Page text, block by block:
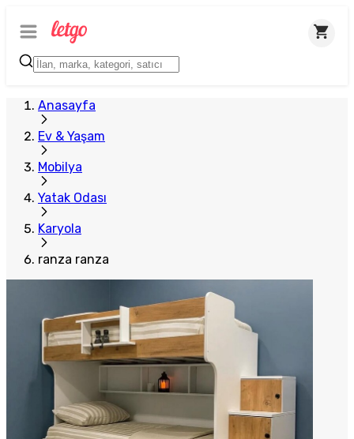
Anasayfa
Ev & Yaşam
Mobilya
Yatak Odası
Karyola
ranza ranza
Plus Satıcı